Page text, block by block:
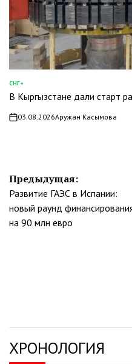
ОПУБЛИКОВАНО
В
СНГ+
В Кыргызстане дали старт
on03.08.2026Аружан Касымова
Навигация
по
записям
Предыдущая:
Развитие ГАЭС в Испании:
новый раунд
на 90 млн евро
ХРОНОЛОГИЯ